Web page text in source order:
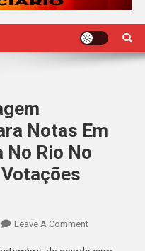
Notas Em
No Rio No
Leave A CommentOn